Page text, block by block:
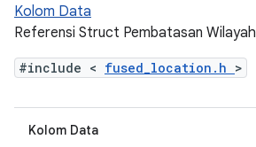
Kolom Data
Referensi Struct Pembatasan Wilayah
#include < fused_location.h >
Kolom Data